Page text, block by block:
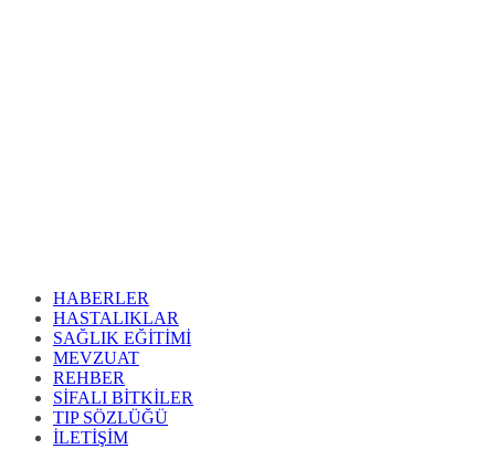
HABERLER
HASTALIKLAR
SAĞLIK EĞİTİMİ
MEVZUAT
REHBER
SİFALI BİTKİLER
TIP SÖZLÜĞÜ
İLETİŞİM